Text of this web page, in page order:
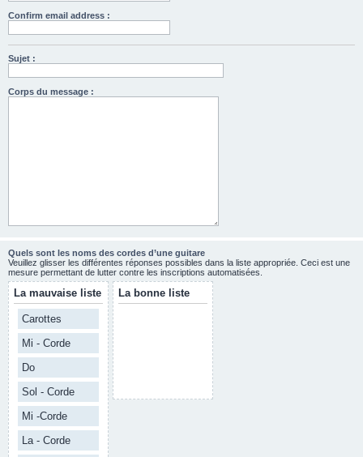
Confirm email address :
Sujet :
Corps du message :
Quels sont les noms des cordes d’une guitare
Veuillez glisser les différentes réponses possibles dans la liste appropriée. Ceci est une
mesure permettant de lutter contre les inscriptions automatisées.
La mauvaise liste
Carottes
Mi - Corde
Do
Sol - Corde
Mi -Corde
La - Corde
La bonne liste